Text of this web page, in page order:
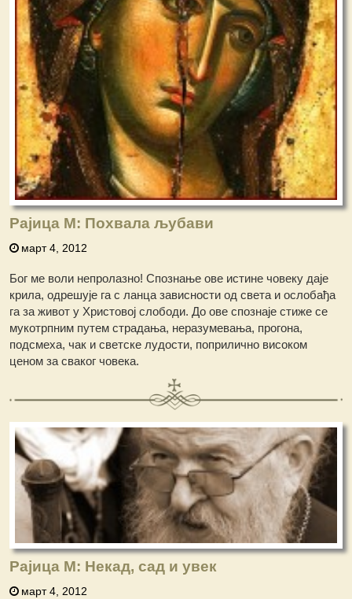
Рајица М: Похвала љубави
март 4, 2012
Бог ме воли непролазно! Спознање ове истине човеку даје
крила, одрешује га с ланца зависности од света и ослобађа
га за живот у Христовој слободи. До ове спознаје стиже се
мукотрпним путем страдања, неразумевања, прогона,
подсмеха, чак и светске лудости, поприлично високом
ценом за сваког човека.
Рајица М: Некад, сад и увек
март 4, 2012